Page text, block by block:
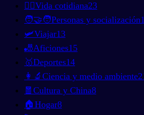
🚶‍♂️Vida cotidiana23
🧑‍🤝‍🧑Personas y socialización
🛩️Viajar13
🎳Aficiones15
🥇Deportes14
👩‍🔬 Ciencia y medio ambiente
🧧 Cultura y China8
🏠 Hogar8